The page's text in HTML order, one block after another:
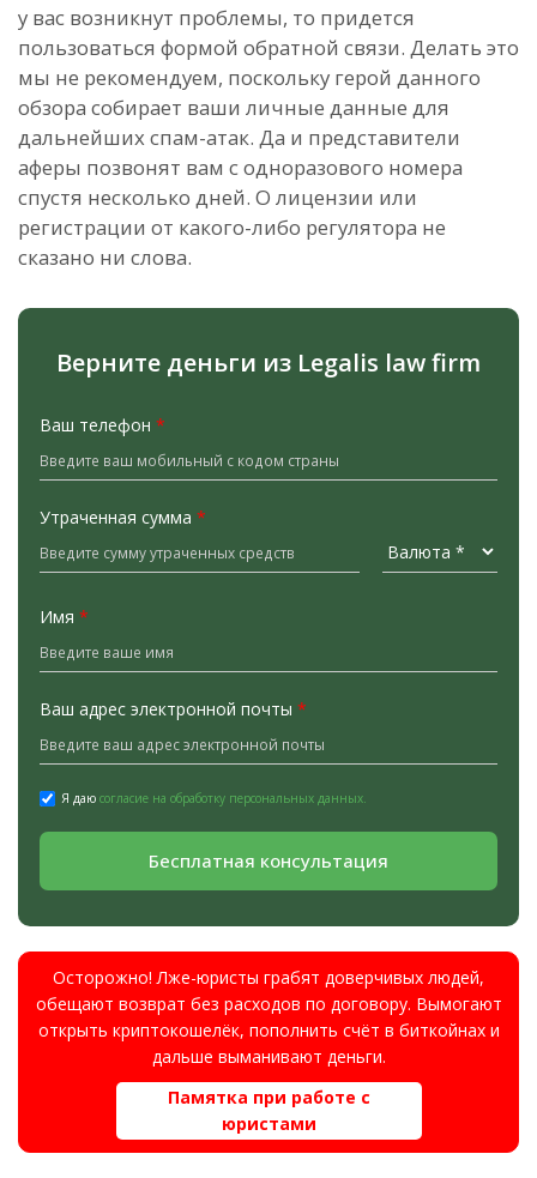
у вас возникнут проблемы, то придется
пользоваться формой обратной связи. Делать это
мы не рекомендуем, поскольку герой данного
обзора собирает ваши личные данные для
дальнейших спам-атак. Да и представители
аферы позвонят вам с одноразового номера
спустя несколько дней. О лицензии или
регистрации от какого-либо регулятора не
сказано ни слова.
Верните деньги из Legalis law firm
Ваш телефон *
Утраченная сумма *
Имя *
Ваш адрес электронной почты *
Я даю согласие на обработку персональных данных.
Бесплатная консультация
Осторожно! Лже-юристы грабят доверчивых людей,
обещают возврат без расходов по договору. Вымогают
открыть криптокошелёк, пополнить счёт в биткойнах и
дальше выманивают деньги.
Памятка при работе с
юристами